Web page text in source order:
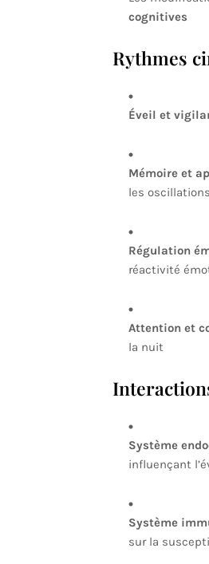
cognitives
Rythmes
Éveil et
Mémoire et
les
Régulation
réactivité
Attention et
la nuit
Système
influençant
Système
sur la